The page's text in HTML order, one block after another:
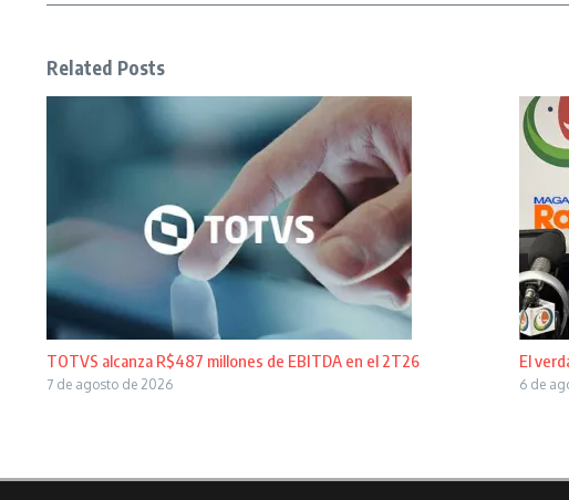
Related Posts
TOTVS alcanza R$487 millones de EBITDA en el 2T26
7 de agosto de 2026
El
6 de